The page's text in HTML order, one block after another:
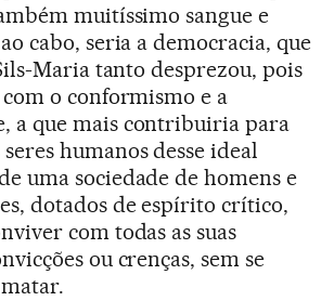
muitíssimo sangue e
cabo, seria a democracia, que
Maria tanto desprezou, pois
o conformismo e a
a que mais contribuiria para
humanos desse ideal
uma sociedade de homens e
dotados de espírito crítico,
com todas as suas
ou crenças, sem se